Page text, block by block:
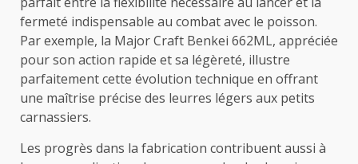
fermeté indispensable au combat avec le poisson.
Par exemple, la Major Craft Benkei 662ML, appréciée
pour son action rapide et sa légèreté, illustre
parfaitement cette évolution technique en offrant
une maîtrise précise des leurres légers aux petits
carnassiers.
Les progrès dans la fabrication contribuent aussi à